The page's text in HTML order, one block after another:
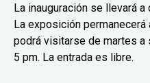
La inauguración se llevará
La exposición
podrá visitarse de martes a
5 pm. La entrada es libre.